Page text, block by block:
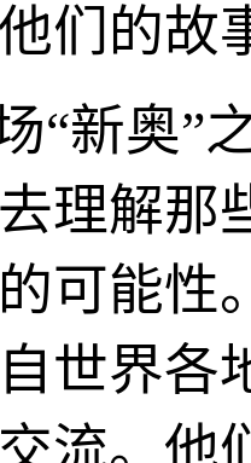
们的故
“新奥”
理解那
可能性
世界各